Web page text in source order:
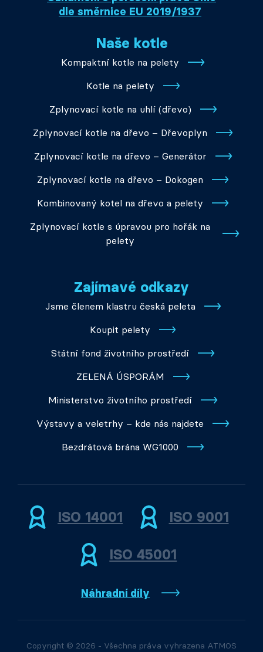
dle směrnice EU 2019/1937
Naše kotle
Kompaktní kotle na pelety
Kotle na pelety
Zplynovací kotle na uhlí (dřevo)
Zplynovací kotle na dřevo – Dřevoplyn
Zplynovací kotle na dřevo – Generátor
Zplynovací kotle na dřevo – Dokogen
Kombinovaný kotel na dřevo a pelety
Zplynovací kotle s úpravou pro hořák na
pelety
Zajímavé odkazy
Jsme členem klastru česká peleta
Koupit pelety
Státní fond životního prostředí
ZELENÁ ÚSPORÁM
Ministerstvo životního prostředí
Výstavy a veletrhy – kde nás najdete
Bezdrátová brána WG1000
ISO 14001 ISO 9001
ISO 45001
Náhradní díly
Copyright © 2026 - Všechna práva vyhrazena ATMOS